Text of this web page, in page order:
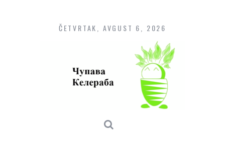
content
ČETVRTAK, AVGUST 6, 2026